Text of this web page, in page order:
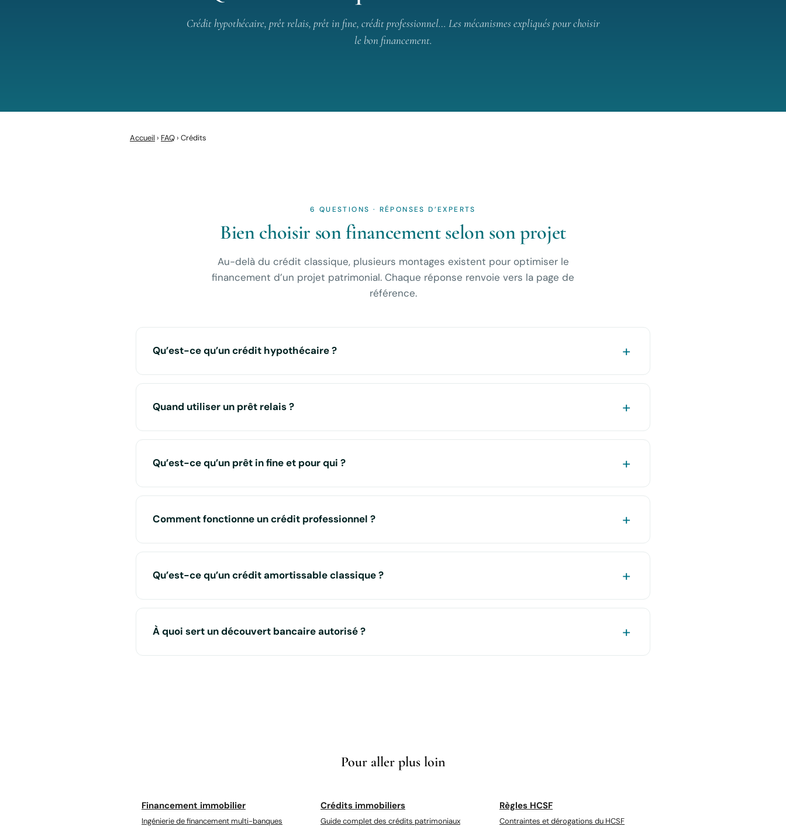
Crédit hypothécaire, prêt relais, prêt in fine, crédit professionnel… Les mécanismes expliqués pour choisir
le bon financement.
Accueil › FAQ › Crédits
6 QUESTIONS · RÉPONSES D’EXPERTS
Bien choisir son financement selon son projet
Au-delà du crédit classique, plusieurs montages existent pour optimiser le
financement d’un projet patrimonial. Chaque réponse renvoie vers la page de
référence.
Qu’est-ce qu’un crédit hypothécaire ?
Quand utiliser un prêt relais ?
Qu’est-ce qu’un prêt in fine et pour qui ?
Comment fonctionne un crédit professionnel ?
Qu’est-ce qu’un crédit amortissable classique ?
À quoi sert un découvert bancaire autorisé ?
Pour aller plus loin
Financement immobilier
Ingénierie de financement multi-banques
Crédits immobiliers
Guide complet des crédits patrimoniaux
Règles HCSF
Contraintes et dérogations du HCSF